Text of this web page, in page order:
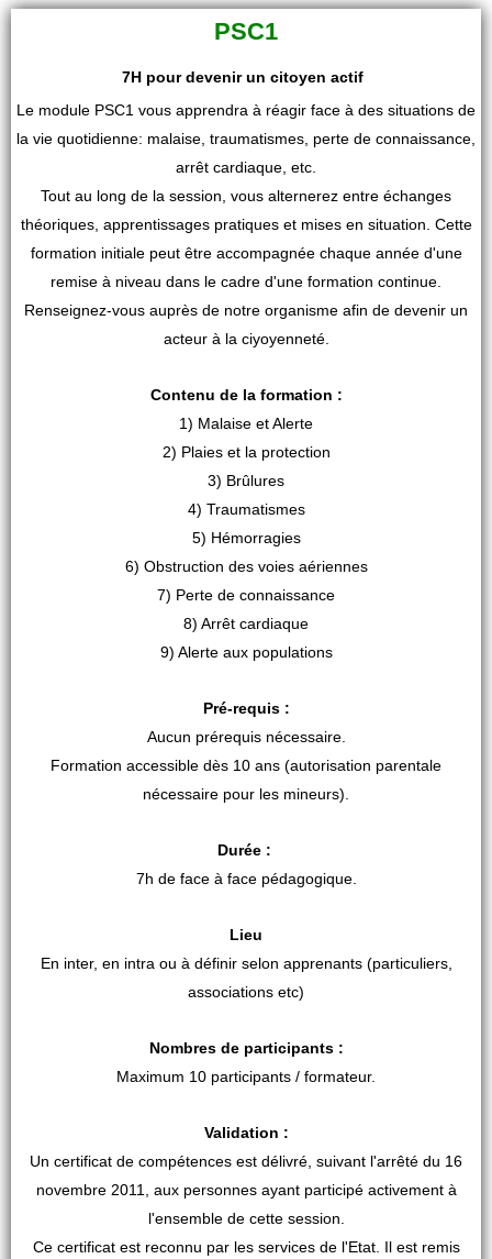
PSC1
7H pour devenir un citoyen actif
Le module PSC1 vous apprendra à réagir face à des situations de
la vie quotidienne: malaise, traumatismes, perte de connaissance,
arrêt cardiaque, etc.
Tout au long de la session, vous alternerez entre échanges
théoriques, apprentissages pratiques et mises en situation. Cette
formation initiale peut être accompagnée chaque année d'une
remise à niveau dans le cadre d'une formation continue.
Renseignez-vous auprès de notre organisme afin de devenir un
acteur à la ciyoyenneté.
Contenu de la formation :
1) Malaise et Alerte
2) Plaies et la protection
3) Brûlures
4) Traumatismes
5) Hémorragies
6) Obstruction des voies aériennes
7) Perte de connaissance
8) Arrêt cardiaque
9) Alerte aux populations
Pré-requis :
Aucun prérequis nécessaire.
Formation accessible dès 10 ans (autorisation parentale
nécessaire pour les mineurs).
Durée :
7h de face à face pédagogique.
Lieu
En inter, en intra ou à définir selon apprenants (particuliers,
associations etc)
Nombres de participants :
Maximum 10 participants / formateur.
Validation :
Un certificat de compétences est délivré, suivant l'arrêté du 16
novembre 2011, aux personnes ayant participé activement à
l'ensemble de cette session.
Ce certificat est reconnu par les services de l'Etat. Il est remis